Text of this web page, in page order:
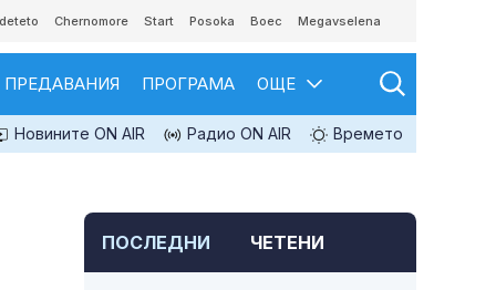
Chernomore Start Posoka Boec Megavselena
ПРЕДАВАНИЯ ПРОГРАМА ОЩЕ
Новините ON AIR Радио ON AIR Времето
ПОСЛЕДНИ ЧЕТЕНИ